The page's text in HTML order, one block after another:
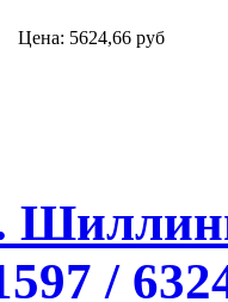
Цена: 5624,66 руб
/